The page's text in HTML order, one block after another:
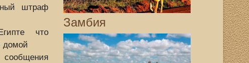
штраф
что
домой
Замбия